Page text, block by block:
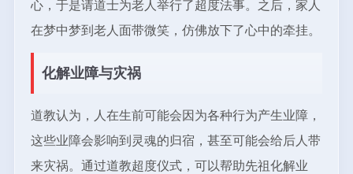
心，于是请道士为老人举行了超度法事。之后，家人
在梦中梦到老人面带微笑，仿佛放下了心中的牵挂。
化解业障与灾祸
道教认为，人在生前可能会因为各种行为产生业障，
这些业障会影响到灵魂的归宿，甚至可能会给后人带
来灾祸。通过道教超度仪式，可以帮助先祖化解业